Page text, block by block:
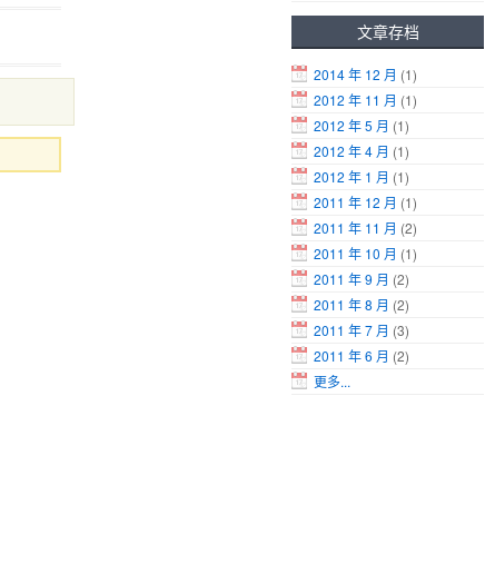
文章存档
2014 年 12 月 (1)
2012 年 11 月 (1)
2012 年 5 月 (1)
2012 年 4 月 (1)
2012 年 1 月 (1)
2011 年 12 月 (1)
2011 年 11 月 (2)
2011 年 10 月 (1)
2011 年 9 月 (2)
2011 年 8 月 (2)
2011 年 7 月 (3)
2011 年 6 月 (2)
更多...